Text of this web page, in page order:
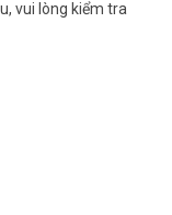
vui lòng kiểm tra